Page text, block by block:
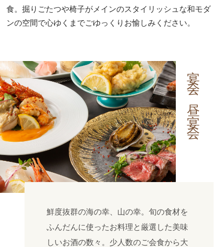
食。掘りごたつや椅子がメインのスタイリッシュな和モダ
ンの空間で心ゆくまでごゆっくりお愉しみください。
宴会・昼宴会
鮮度抜群の海の幸、山の幸。旬の食材を
ふんだんに使ったお料理と厳選した美味
しいお酒の数々。少人数のご会食から大